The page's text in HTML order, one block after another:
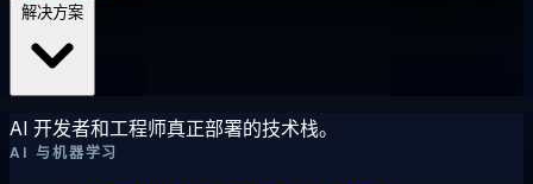
AI 开发者和工程师真正部署的技术栈。
AI 与机器学习